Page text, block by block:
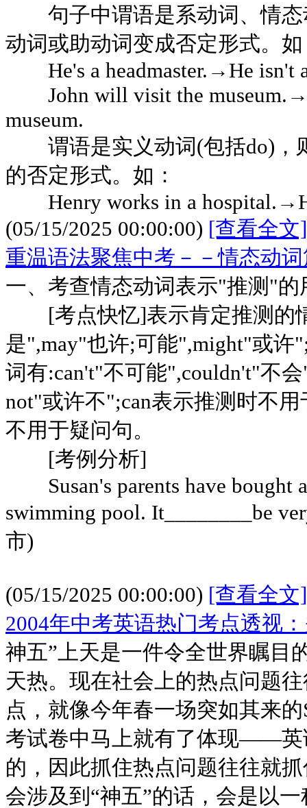
句子中谓语是系动词、情态
动词或助动词变成否定形式。
He's a headmaster.→He isn't a
John will visit the
museum.
谓语是实义动词(包括do)，
的否定形式。如：
Henry works in a
(05/15/2025 00:00:00) [查看全文]
重温语法聚焦中考－－情态动
一、考查情态动词表示"推测"的
[考点快忆]表示肯定推测的
是",may"也许;可能",might"或许
词有:can't"不可能",couldn't"不
not"或许不";can表示推测时不
不用于疑问句。
[考例分析]
Susan's parents have bought
swimming pool. It________be
市)
(05/15/2025 00:00:00) [查看全文]
2004年中考英语热门考点透视
神五”上天是一件令全世界瞩目
天热。现在社会上的热点问题
点，就像今年春一场突如其来
考试卷中马上就有了体现——英
的，因此抓住热点问题往往就
会涉及到“神五”的话，会是以